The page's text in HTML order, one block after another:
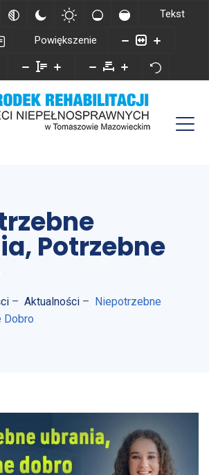
Tekst
Powiększenie
Potrzebne
– Aktualności – Niepotrzebne
Dobro